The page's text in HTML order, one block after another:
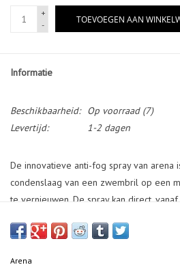
+
-
TOEVOEGEN AAN
Informatie
Beschikbaarheid: Op voorraad(7)
Levertijd:
1-2 dagen
De innovatieve anti-fog spray van arena
condenslaag van een zwembril op een
te vernieuwen. De spray kan direct,
zwembril achteraf af te spoelen. De
Arena